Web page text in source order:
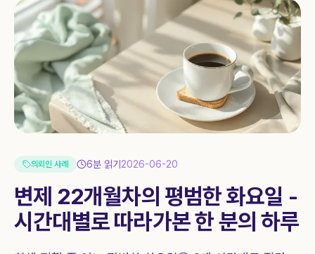
절차
지역
자가진단
후기
상담 신청 1844-0755
의뢰인 사례 6분 읽기 2026-06-20
변제 22개월차의 평범한 화요일 -
시간대별로 따라가본 한 분의 하루